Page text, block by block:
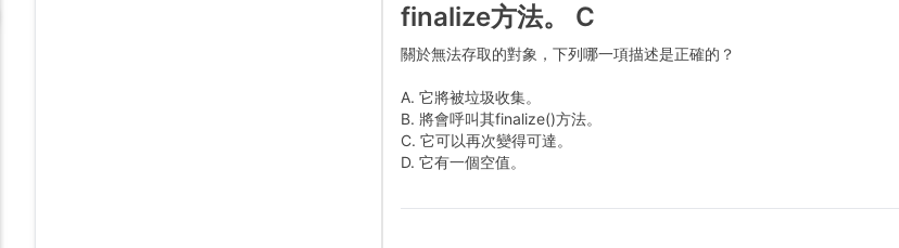
finalize方法。 C
關於無法存取的對象，下列哪一項描述是正確的？
A. 它將被垃圾收集。
B. 將會呼叫其finalize()方法。
C. 它可以再次變得可達。
D. 它有一個空值。